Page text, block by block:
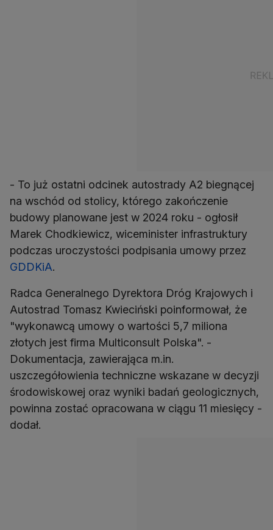
- To już ostatni odcinek autostrady A2 biegnącej
na wschód od stolicy, którego zakończenie
budowy planowane jest w 2024 roku - ogłosił
Marek Chodkiewicz, wiceminister infrastruktury
podczas uroczystości podpisania umowy przez
GDDKiA.
Radca Generalnego Dyrektora Dróg Krajowych i
Autostrad Tomasz Kwieciński poinformował, że
"wykonawcą umowy o wartości 5,7 miliona
złotych jest firma Multiconsult Polska". -
Dokumentacja, zawierająca m.in.
uszczegółowienia techniczne wskazane w decyzji
środowiskowej oraz wyniki badań geologicznych,
powinna zostać opracowana w ciągu 11 miesięcy -
dodał.